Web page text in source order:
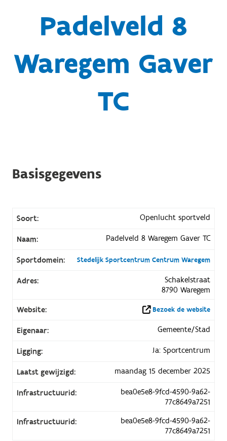
Padelveld 8
Waregem Gaver
TC
Basisgegevens
Soort: Openlucht sportveld
Naam: Padelveld 8 Waregem Gaver TC
Sportdomein: Stedelijk Sportcentrum Centrum Waregem
Adres:
Schakelstraat
8790 Waregem
Website:
Bezoek de website
Eigenaar: Gemeente/Stad
Ligging: Ja: Sportcentrum
Laatst gewijzigd: maandag 15 december 2025
Infrastructuurid:
bea0e5e8-9fcd-4590-9a62-
77c8649a7251
Infrastructuurid:
bea0e5e8-9fcd-4590-9a62-
77c8649a7251